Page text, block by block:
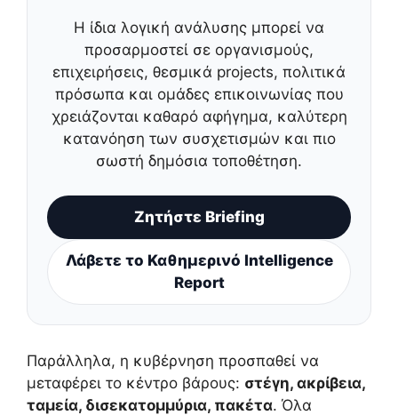
Η ίδια λογική ανάλυσης μπορεί να
προσαρμοστεί σε οργανισμούς,
επιχειρήσεις, θεσμικά projects, πολιτικά
πρόσωπα και ομάδες επικοινωνίας που
χρειάζονται καθαρό αφήγημα, καλύτερη
κατανόηση των συσχετισμών και πιο
σωστή δημόσια τοποθέτηση.
Ζητήστε Briefing
Λάβετε το Καθημερινό Intelligence
Report
Παράλληλα, η κυβέρνηση προσπαθεί να
μεταφέρει το κέντρο βάρους: στέγη, ακρίβεια,
ταμεία, δισεκατομμύρια, πακέτα. Όλα